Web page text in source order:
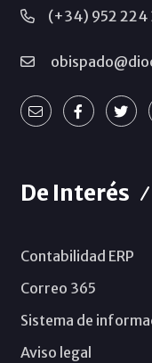
(+34) 952 224
De Interés
Contabilidad ERP
Correo 365
Sistema de
Aviso legal